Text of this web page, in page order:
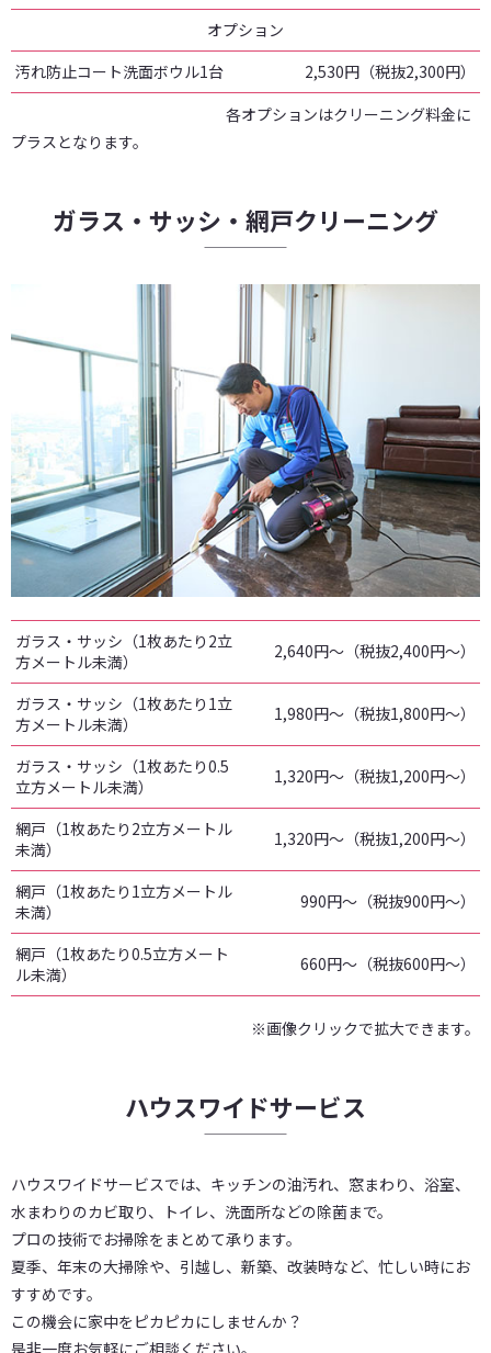
オプション
汚れ防止コート洗面ボウル1台
2,530円（税抜2,300円）
各オプションはクリーニング料金に
プラスとなります。
ガラス・サッシ・網戸クリーニング
ガラス・サッシ（1枚あたり2立
方メートル未満）
2,640円～（税抜2,400円～）
ガラス・サッシ（1枚あたり1立
方メートル未満）
1,980円～（税抜1,800円～）
ガラス・サッシ（1枚あたり0.5
立方メートル未満）
1,320円～（税抜1,200円～）
網戸（1枚あたり2立方メートル
未満）
1,320円～（税抜1,200円～）
網戸（1枚あたり1立方メートル
未満）
990円～（税抜900円～）
網戸（1枚あたり0.5立方メート
ル未満）
660円～（税抜600円～）
※画像クリックで拡大できます。
ハウスワイドサービス
ハウスワイドサービスでは、キッチンの油汚れ、窓まわり、浴室、
水まわりのカビ取り、トイレ、洗面所などの除菌まで。
プロの技術でお掃除をまとめて承ります。
夏季、年末の大掃除や、引越し、新築、改装時など、忙しい時にお
すすめです。
この機会に家中をピカピカにしませんか？